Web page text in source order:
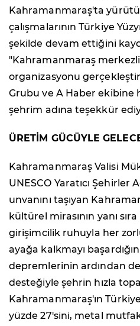
Kahramanmaraş'ta
çalışmalarının Türkiye
şekilde devam ettiğini
"Kahramanmaraş
organizasyonu
Grubu ve A Haber ekibine
şehrim adına teşekkür
ÜRETİM GÜCÜYLE
Kahramanmaraş Valisi
UNESCO Yaratıcı Şehirler
unvanını taşıyan
kültürel mirasının yanı
girişimcilik ruhuyla her
ayağa kalkmayı
depremlerinin ardından
desteğiyle şehrin hızla
Kahramanmaraş'ın
yüzde 27'sini, metal